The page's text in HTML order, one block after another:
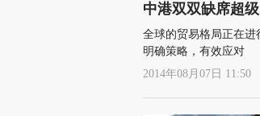
中港双双缺席超
全球的贸易格局正在进
明确策略，有效应对
2014年08月07日 11:50